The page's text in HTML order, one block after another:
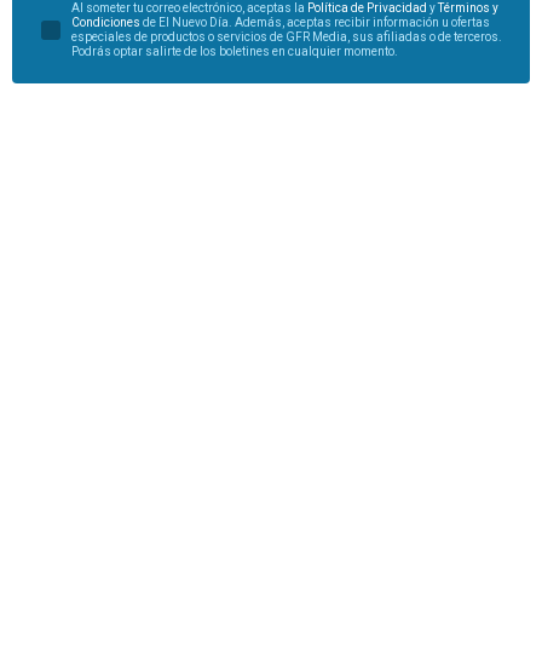
Al someter tu correo electrónico, aceptas la Política de Privacidad yTérminos y
Condiciones de El Nuevo Día. Además, aceptas recibir información u ofertas
especiales de productos o servicios de GFR Media, sus afiliadas o de terceros.
Podrás optar salirte de los boletines en cualquier momento.